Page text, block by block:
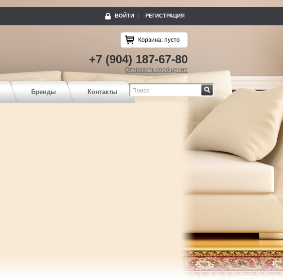
ВОЙТИ РЕГИСТРАЦИЯ
Корзина: пусто
+7 (904) 187-67-80
Отправить сообщение
Бренды Контакты